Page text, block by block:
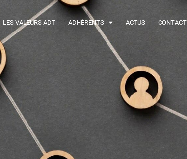
LES VALEURS ADT ADHÉRENTS ACTUS CONTACT